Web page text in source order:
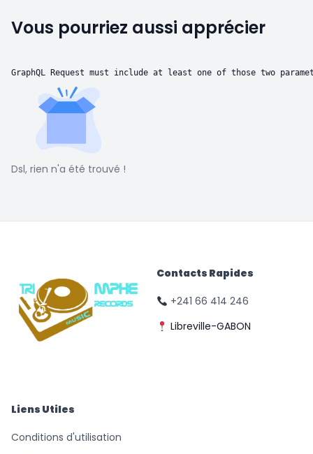
Vous pourriez aussi apprécier
GraphQL Request must include at least one of those two
Dsl, rien n'a été trouvé !
Contacts Rapides
+241 66 414 246
Libreville-GABON
Liens Utiles
Conditions d'utilisation